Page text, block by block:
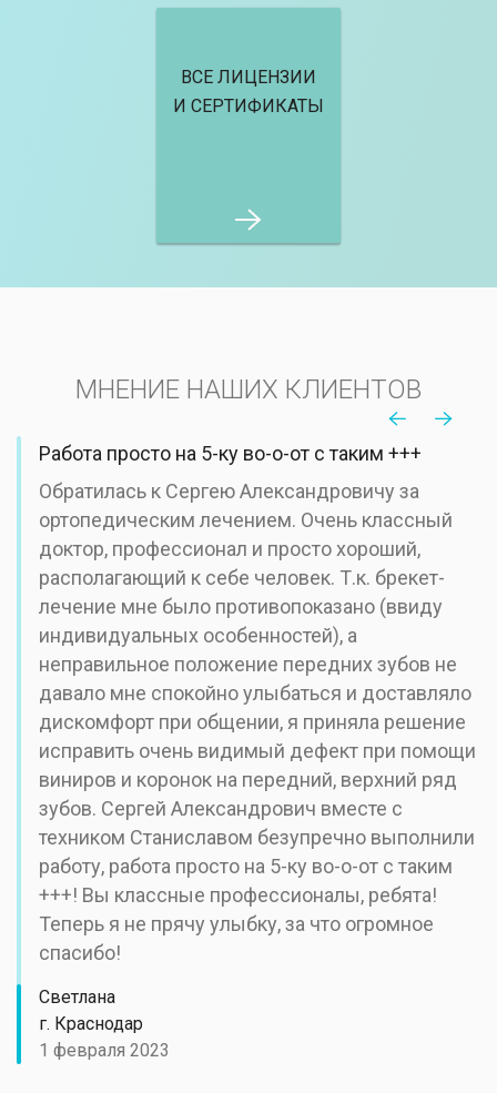
ВСЕ ЛИЦЕНЗИИ
И СЕРТИФИКАТЫ
МНЕНИЕ НАШИХ КЛИЕНТОВ
Работа просто на 5-ку во-о-от с таким +++
Обратилась к Сергею Александровичу за
ортопедическим лечением. Очень классный
доктор, профессионал и просто хороший,
располагающий к себе человек. Т.к. брекет-
лечение мне было противопоказано (ввиду
индивидуальных особенностей), а
неправильное положение передних зубов не
давало мне спокойно улыбаться и доставляло
дискомфорт при общении, я приняла решение
исправить очень видимый дефект при помощи
виниров и коронок на передний, верхний ряд
зубов. Сергей Александрович вместе с
техником Станиславом безупречно выполнили
работу, работа просто на 5-ку во-о-от с таким
+++! Вы классные профессионалы, ребята!
Теперь я не прячу улыбку, за что огромное
спасибо!
Светлана
г. Краснодар
1 февраля 2023